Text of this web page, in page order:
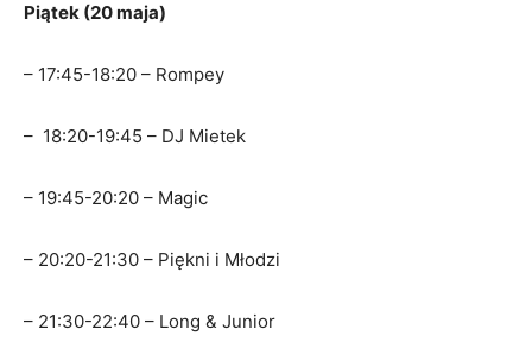
Piątek (20 maja)
– 17:45-18:20 – Rompey
– 18:20-19:45 – DJ Mietek
– 19:45-20:20 – Magic
– 20:20-21:30 – Piękni i Młodzi
– 21:30-22:40 – Long & Junior